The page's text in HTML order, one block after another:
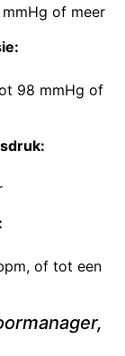
of meer
98 mmHg of
of tot een